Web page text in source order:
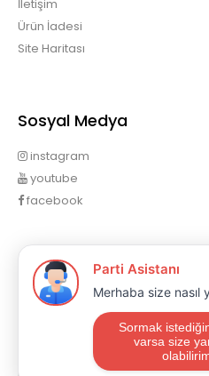
İletişim
Ürün İadesi
Site Haritası
Sosyal Medya
instagram
youtube
facebook
Profilim
Profilim
Sipariş Geçmişim
Alışveriş Listem